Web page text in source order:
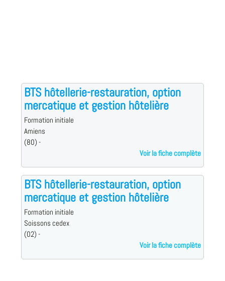
BTS hôtellerie-restauration, option
mercatique et gestion hôtelière
Formation initiale
Amiens
(80) -
Voir la fiche complète
BTS hôtellerie-restauration, option
mercatique et gestion hôtelière
Formation initiale
Soissons cedex
(02) -
Voir la fiche complète